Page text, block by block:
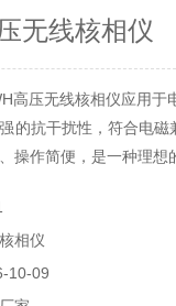
无线核相仪
高压无线核相仪应用于
的抗干扰性，符合电
操作简便，是一种理想
相仪
10-09